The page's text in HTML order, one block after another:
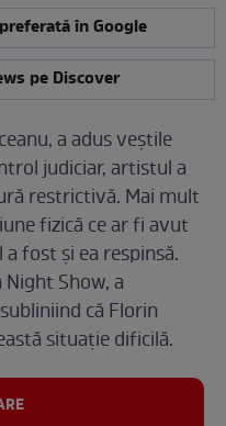
în Google
pe Discover
a adus veștile
judiciar, artistul a
restrictivă. Mai mult
fizică ce ar fi avut
fost și ea respinsă.
Show, a
că Florin
situație dificilă.